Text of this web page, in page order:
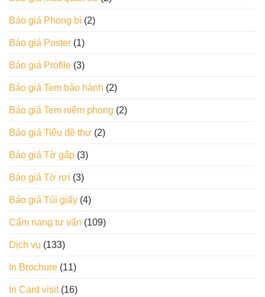
Báo giá Phong bì (2)
Báo giá Poster (1)
Báo giá Profile (3)
Báo giá Tem bảo hành (2)
Báo giá Tem niêm phong (2)
Báo giá Tiêu đề thư (2)
Báo giá Tờ gấp (3)
Báo giá Tờ rơi (3)
Báo giá Túi giấy (4)
Cẩm nang tư vấn (109)
Dịch vụ (133)
In Brochure (11)
In Card visit(16)